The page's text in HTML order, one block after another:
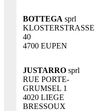
BOTTEGA sprl
KLOSTERSTRASSE
40
4700 EUPEN
JUSTARRO sprl
RUE PORTE-
GRUMSEL 1
4020 LIEGE
BRESSOUX